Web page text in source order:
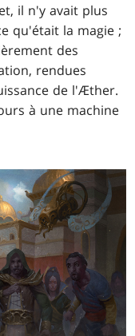
il n'y avait plus
qu'était la magie ;
des
rendues
de l'Æther.
à une machine